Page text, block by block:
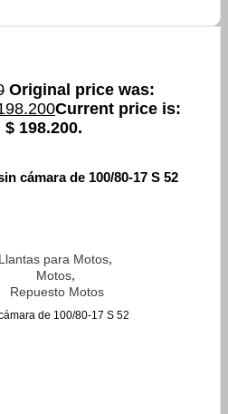
Original price was:
Current price is:
$ 198.200.
cámara de 100/80-17 S 52
Llantas para Motos,
Motos,
Repuesto Motos
de 100/80-17 S 52